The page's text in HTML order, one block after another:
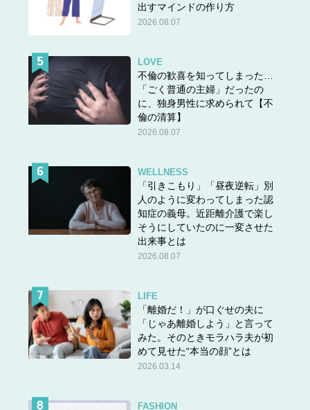
出すマインドの作り方
2026.08.07
LOVE
不倫の歓喜を知ってしまった…
「ごく普通の主婦」だったの
に、独身男性に求められて【不
倫の清算】
2026.08.07
WELLNESS
「引きこもり」「昼夜逆転」別
人のように変わってしまった認
知症の義母。近距離介護で楽し
そうにしていたのに一変させた
出来事とは
2026.08.07
LIFE
「離婚だ！」が口ぐせの夫に
「じゃあ離婚しよう」と言って
みた。そのときモラハラ夫が初
めて見せた“本当の顔”とは
2026.03.14
FASHION